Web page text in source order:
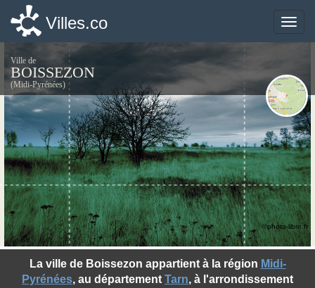
Toggle
Villes.co
Ville de
BOISSEZON
(Midi-Pyrénées)
La ville de Boissezon appartient à la région Midi-
Pyrénées, au département Tarn, à l'arrondissement
©photo-libre.fr
Toggle
Villes.co